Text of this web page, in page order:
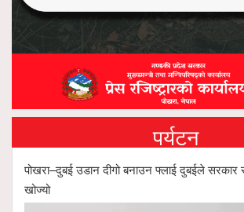
पर्यटन
पोखरा–दुबई उडान दीगो बनाउन फ्लाई दुबईले सरकार
खोज्यो